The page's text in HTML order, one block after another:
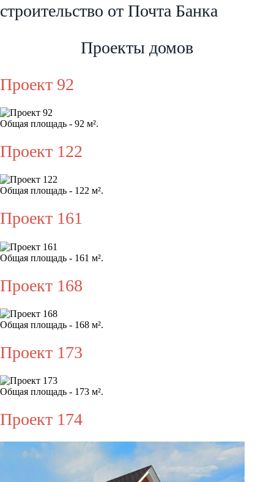
строительство от Почта Банка
Проекты домов
Проект 92
Общая площадь - 92 м².
Проект 122
Общая площадь - 122 м².
Проект 161
Общая площадь - 161 м².
Проект 168
Общая площадь - 168 м².
Проект 173
Общая площадь - 173 м².
Проект 174